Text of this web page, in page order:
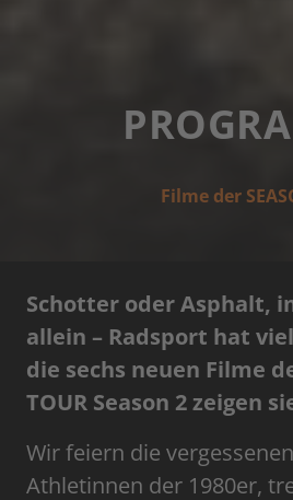
Filme der
Schotter oder Asphalt,
allein – Radsport hat
die sechs neuen Filme
TOUR Season 2 zeigen
Wir feiern die
Athletinnen der 1980er,